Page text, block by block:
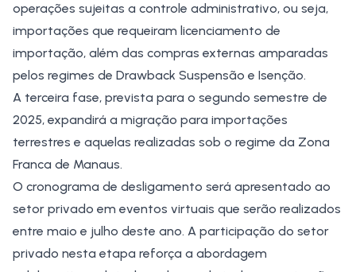
operações sujeitas a controle administrativo, ou seja,
importações que requeiram licenciamento de
importação, além das compras externas amparadas
pelos regimes de Drawback Suspensão e Isenção.
A terceira fase, prevista para o segundo semestre de
2025, expandirá a migração para importações
terrestres e aquelas realizadas sob o regime da Zona
Franca de Manaus.
O cronograma de desligamento será apresentado ao
setor privado em eventos virtuais que serão realizados
entre maio e julho deste ano. A participação do setor
privado nesta etapa reforça a abordagem